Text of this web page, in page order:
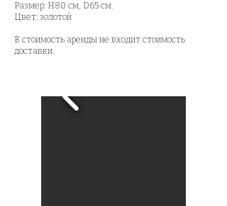
Размер: H80 см, D65 см.
Цвет: золотой
В стоимость аренды не входит стоимость
доставки.